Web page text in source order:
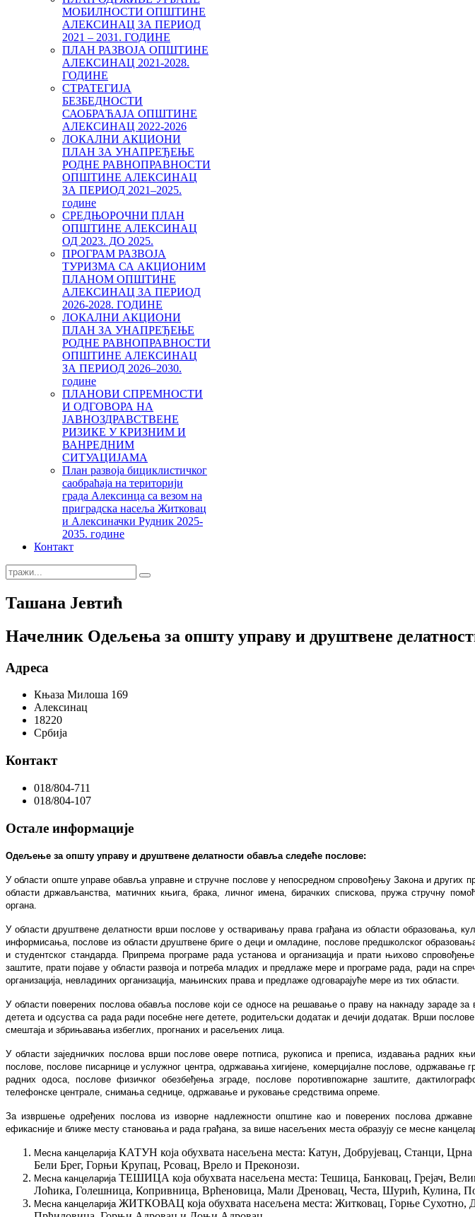
МОБИЛНОСТИ ОПШТИНЕ
АЛЕКСИНАЦ ЗА ПЕРИОД
2021 – 2031. ГОДИНЕ
ПЛАН РАЗВОЈА ОПШТИНЕ
АЛЕКСИНАЦ 2021-2028.
ГОДИНЕ
СТРАТЕГИЈА
БЕЗБЕДНОСТИ
САОБРАЋАЈА ОПШТИНЕ
АЛЕКСИНАЦ 2022-2026
ЛОКАЛНИ АКЦИОНИ
ПЛАН ЗА УНАПРЕЂЕЊЕ
РОДНЕ РАВНОПРАВНОСТИ
ОПШТИНЕ АЛЕКСИНАЦ
ЗА ПЕРИОД 2021–2025.
године
СРЕДЊОРОЧНИ ПЛАН
ОПШТИНЕ АЛЕКСИНАЦ
ОД 2023. ДО 2025.
ПРОГРАМ РАЗВОЈА
ТУРИЗМА СА АКЦИОНИМ
ПЛАНОМ ОПШТИНЕ
АЛЕКСИНАЦ ЗА ПЕРИОД
2026-2028. ГОДИНЕ
ЛОКАЛНИ АКЦИОНИ
ПЛАН ЗА УНАПРЕЂЕЊЕ
РОДНЕ РАВНОПРАВНОСТИ
ОПШТИНЕ АЛЕКСИНАЦ
ЗА ПЕРИОД 2026–2030.
године
ПЛАНОВИ СПРЕМНОСТИ
И ОДГОВОРА НА
ЈАВНОЗДРАВСТВЕНЕ
РИЗИКЕ У КРИЗНИМ И
ВАНРЕДНИМ
СИТУАЦИЈАМА
План развоја бициклистичког
саобраћаја на територији
града Алексинца са везом на
приградска насеља Житковац
и Алексиначки Рудник 2025-
2035. године
Контакт
Ташана Јевтић
Начелник Одељења за општу управу и друштвене
Адреса
Књаза Милоша 169
Алексинац
18220
Србија
Контакт
018/804-711
018/804-107
Остале информације
Oдељење за општу управу и друштвене делатности обавља следеће послове:
У области опште управе обавља управне и стручне послове у непосредном спровођењу Закона и других
области држављанства, матичних књига, брака, личног имена, бирачких спискова, пружа стручну
органа.
У области друштвене делатности врши послове у остваривању права грађана из области образовања,
информисања, послове из области друштвене бриге о деци и омладине, послове предшколског
и студентског стандарда. Припрема програме рада установа и организација и прати њихово
заштите, прати појаве у области развоја и потреба младих и предлаже мере и програме рада, ради на
организација, невладиних организација, мањинских права и предлаже одговарајуће мере из тих области.
У области поверених послова обавља послове који се односе на решавање о праву на накнаду зараде
детета и одсуства са рада ради посебне неге детете, родитељски додатак и дечији додатак. Врши
смештаја и збрињавања избеглих, прогнаних и расељених лица.
У области заједничких послова врши послове овере потписа, рукописа и преписа, издавања радних
послове, послове писарнице и услужног центра, одржавања хигијене, комерцијалне послове, одржавање
радних одоса, послове физичког обезбеђења зграде, послове поротивпожарне заштите,
телефонске централе, снимања седнице, одржавање и руковање средствима опреме.
За извршење одређених послова из изворне надлежности општине као и поверених послова
ефикасније и ближе месту становања и рада грађана, за више насељених места образују се месне
Месна канцеларија КАТУН којa обухвата насељенa местa: Катун, Добрујевац, Станци,
Бели Брег, Горњи Крупац, Рсовац, Врело и Преконози.
Месна канцеларија ТЕШИЦА којa обухвата насељенa местa: Тешица, Банковац, Грејач,
Лоћика, Голешница, Копривница, Врћеновица, Мали Дреновац, Честа, Шурић, Кулина,
Месна канцеларија ЖИТКОВАЦ којa обухвата насељенa местa: Житковац, Горње Сухотно,